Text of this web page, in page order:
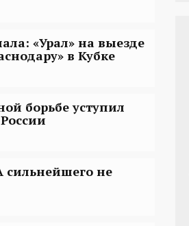
«Урал» на выезде
в Кубке
борьбе уступил
сильнейшего не